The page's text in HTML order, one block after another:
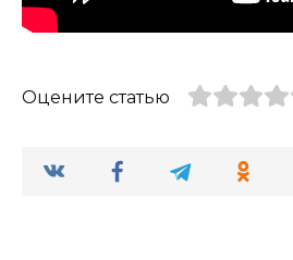
Оцените статью